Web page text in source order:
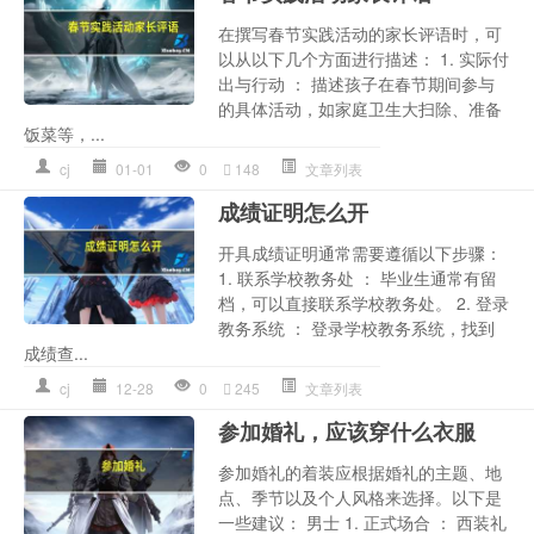
在撰写春节实践活动的家长评语时，可
以从以下几个方面进行描述： 1. 实际付
出与行动 ： 描述孩子在春节期间参与
的具体活动，如家庭卫生大扫除、准备
饭菜等，...
cj 01-01 0 148 文章列表
成绩证明怎么开
开具成绩证明通常需要遵循以下步骤：
1. 联系学校教务处 ： 毕业生通常有留
档，可以直接联系学校教务处。 2. 登录
教务系统 ： 登录学校教务系统，找到
成绩查...
cj 12-28 0 245 文章列表
参加婚礼，应该穿什么衣服
参加婚礼的着装应根据婚礼的主题、地
点、季节以及个人风格来选择。以下是
一些建议： 男士 1. 正式场合 ： 西装礼